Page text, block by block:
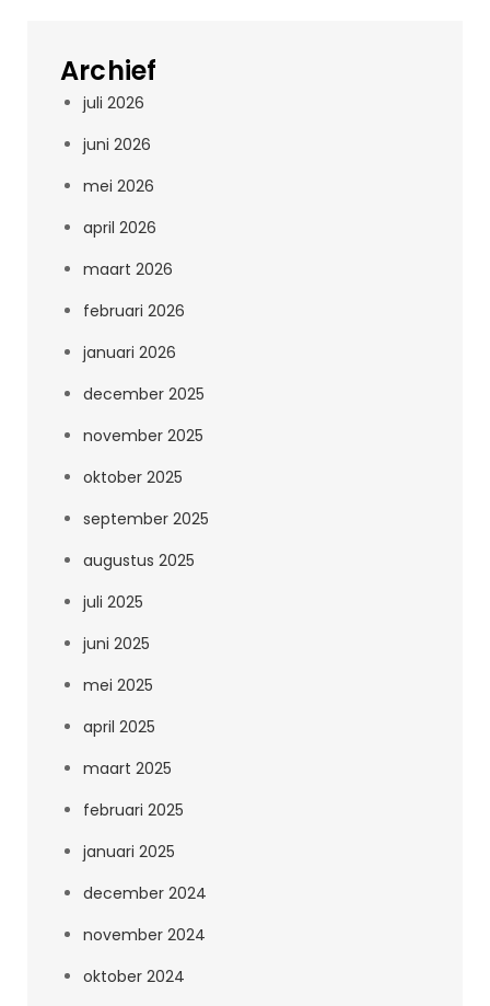
Archief
juli 2026
juni 2026
mei 2026
april 2026
maart 2026
februari 2026
januari 2026
december 2025
november 2025
oktober 2025
september 2025
augustus 2025
juli 2025
juni 2025
mei 2025
april 2025
maart 2025
februari 2025
januari 2025
december 2024
november 2024
oktober 2024